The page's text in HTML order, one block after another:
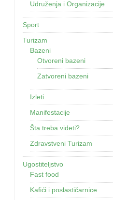
Udruženja i Organizacije
Sport
Turizam
Bazeni
Otvoreni bazeni
Zatvoreni bazeni
Izleti
Manifestacije
Šta treba videti?
Zdravstveni Turizam
Ugostiteljstvo
Fast food
Kafići i poslastičarnice